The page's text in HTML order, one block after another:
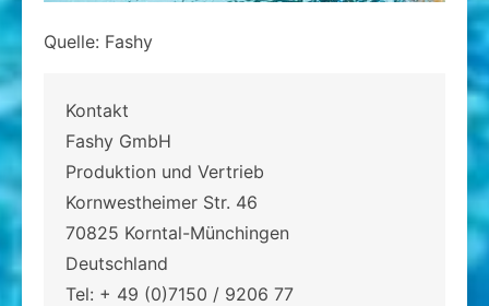
Quelle: Fashy
Kontakt
Fashy GmbH
Produktion und Vertrieb
Kornwestheimer Str. 46
70825 Korntal-Münchingen
Deutschland
Tel: + 49 (0)7150 / 9206 77